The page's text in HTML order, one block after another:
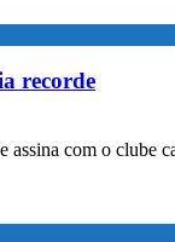
recorde
com o clube